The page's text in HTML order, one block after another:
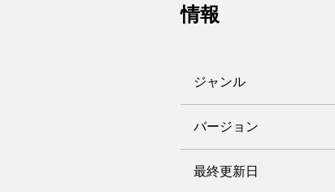
情報
ジャンル
バージョン
最終更新日